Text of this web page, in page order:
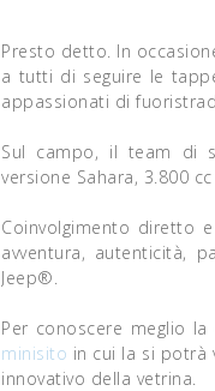
Presto detto. In
a tutti di seguire le
appassionati di
Sul campo, il team di
versione Sahara, 3.800
Coinvolgimento diretto
avventura, autenticità,
Jeep®.
Per conoscere meglio
minisito in cui la si
innovativo della vetrina.